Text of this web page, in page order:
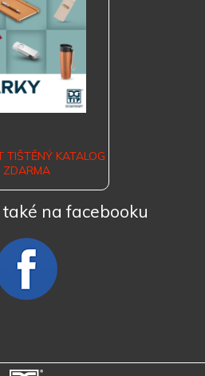
TIŠTĚNÝ KATALOG
ZDARMA
na facebooku